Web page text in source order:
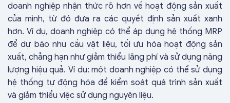
doanh nghiệp nhận thức rõ hơn về hoạt động sản xuất
của mình, từ đó đưa ra các quyết định sản xuất xanh
hơn. Ví dụ, doanh nghiệp có thể áp dụng hệ thống MRP
để dự báo nhu cầu vật liệu, tối ưu hóa hoạt động sản
xuất, chẳng hạn như giảm thiểu lãng phí và sử dụng năng
lượng hiệu quả. Ví dụ: một doanh nghiệp có thể sử dụng
hệ thống tự động hóa để kiểm soát quá trình sản xuất
và giảm thiểu việc sử dụng nguyên liệu.